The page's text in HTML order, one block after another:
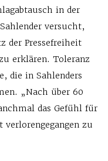
in der
versucht,
der Pressefreiheit
erklären. Toleranz
die in Sahlenders
„Nach über 60
das Gefühl für
verlorengegangen zu